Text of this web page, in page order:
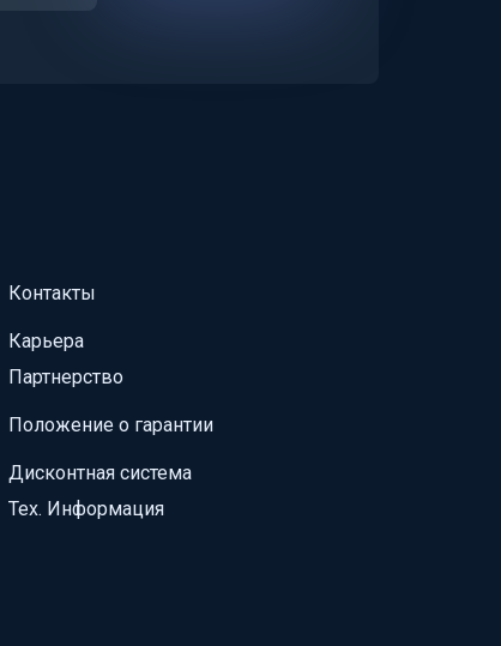
Контакты
Карьера
Партнерство
Положение о гарантии
Дисконтная система
Тех. Информация